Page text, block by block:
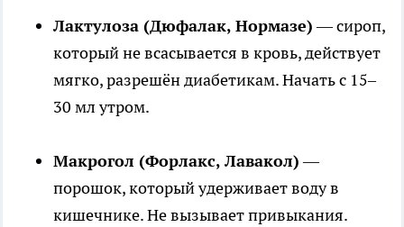
Лактулоза (Дюфалак, Нормазе)— сироп,
который не всасывается в кровь, действует
мягко, разрешён диабетикам. Начать с 15–
30 мл утром.
Макрогол (Форлакс, Лавакол)—
порошок, который удерживает воду в
кишечнике. Не вызывает привыкания.